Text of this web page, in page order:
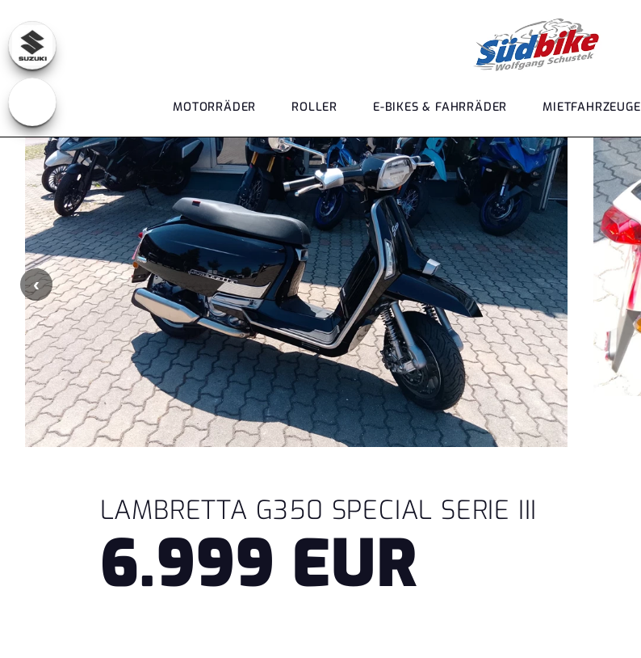
MOTORRÄDER ROLLER E-BIKES & FAHRRÄDER MIETFAHRZEUGE
LAMBRETTA G350 SPECIAL SERIE III
6.999 EUR